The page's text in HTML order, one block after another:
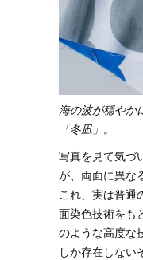
海の波が穏やか
「冬凪」。
写真を見て気づ
が、両面に異な
これ、実は普通
面染色技術をも
のような高度な
しか存在しない